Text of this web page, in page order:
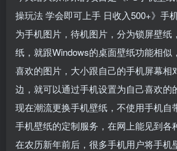
操玩法 学会即可上手 日收入500+》手
为手机图片，待机图片，分为锁屏壁纸
纸，就跟Windows的桌面壁纸功能相似
喜欢的图片，大小跟自己的手机屏幕相
边，就可以通过手机设置为自己喜欢的
现在潮流更换手机壁纸，不使用手机自
手机壁纸的定制服务，在网上能见到各
在农历新年前后，很多手机用户将手机